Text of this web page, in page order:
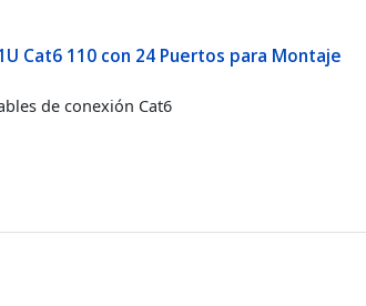
Cat6 110 con 24 Puertos para Montaje
de conexión Cat6